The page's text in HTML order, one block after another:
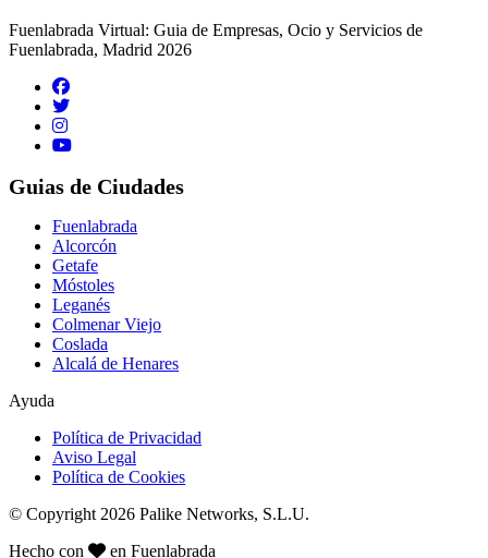
Fuenlabrada Virtual: Guia de Empresas, Ocio y Servicios de
Fuenlabrada, Madrid 2026
Guias de Ciudades
Fuenlabrada
Alcorcón
Getafe
Móstoles
Leganés
Colmenar Viejo
Coslada
Alcalá de Henares
Ayuda
Política de Privacidad
Aviso Legal
Política de Cookies
© Copyright 2026 Palike Networks, S.L.U.
Hecho con
en Fuenlabrada